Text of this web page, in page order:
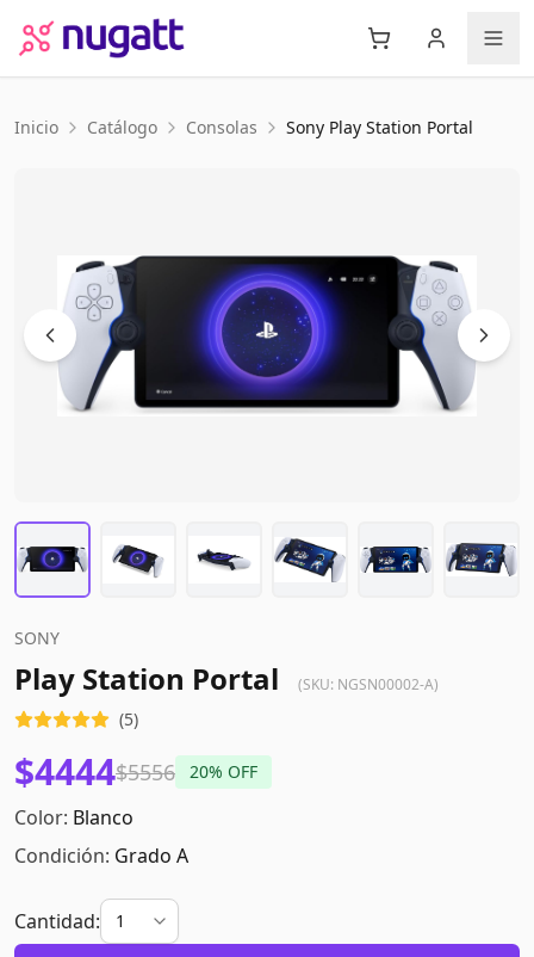
Inicio Catálogo Consolas Sony Play Station Portal
SONY
Play Station Portal (SKU: NGSN00002-A)
(5)
$4444$5556 20% OFF
Color: Blanco
Condición: Grado A
Cantidad: